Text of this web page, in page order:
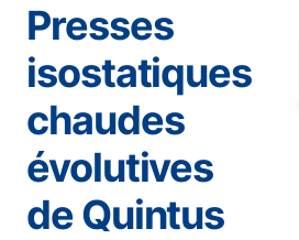
Presses
isostatiques
chaudes
évolutives
de Quintus